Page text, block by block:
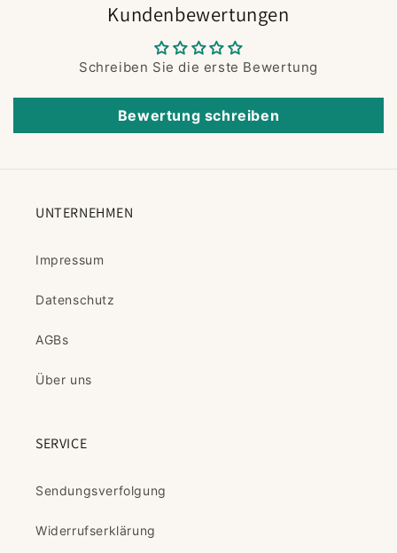
Kundenbewertungen
Schreiben Sie die erste Bewertung
Bewertung schreiben
UNTERNEHMEN
Impressum
Datenschutz
AGBs
Über uns
SERVICE
Sendungsverfolgung
Widerrufserklärung